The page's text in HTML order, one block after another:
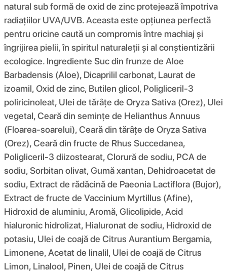
natural sub formă de oxid de zinc protejează împotriva
radiațiilor UVA/UVB. Aceasta este opțiunea perfectă
pentru oricine caută un compromis între machiaj și
îngrijirea pielii, în spiritul naturaleții și al conștientizării
ecologice. Ingrediente Suc din frunze de Aloe
Barbadensis (Aloe), Dicaprilil carbonat, Laurat de
izoamil, Oxid de zinc, Butilen glicol, Poligliceril-3
poliricinoleat, Ulei de tărâțe de Oryza Sativa (Orez), Ulei
vegetal, Ceară din semințe de Helianthus Annuus
(Floarea-soarelui), Ceară din tărâțe de Oryza Sativa
(Orez), Ceară din fructe de Rhus Succedanea,
Poligliceril-3 diizostearat, Clorură de sodiu, PCA de
sodiu, Sorbitan olivat, Gumă xantan, Dehidroacetat de
sodiu, Extract de rădăcină de Paeonia Lactiflora (Bujor),
Extract de fructe de Vaccinium Myrtillus (Afine),
Hidroxid de aluminiu, Aromă, Glicolipide, Acid
hialuronic hidrolizat, Hialuronat de sodiu, Hidroxid de
potasiu, Ulei de coajă de Citrus Aurantium Bergamia,
Limonene, Acetat de linalil, Ulei de coajă de Citrus
Limon, Linalool, Pinen, Ulei de coajă de Citrus